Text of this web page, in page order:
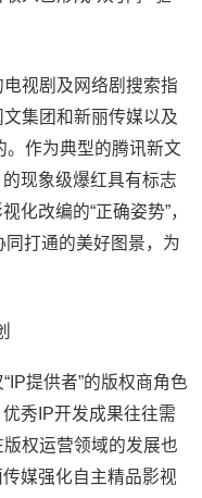
电视剧及网络剧搜索指
集团和新丽传媒以及
作为典型的腾讯新文
现象级爆红具有标志
化改编的“正确姿势”，
打通的美好图景，为
提供者”的版权商角色
秀IP开发成果往往需
权运营领域的发展也
媒强化自主精品影视